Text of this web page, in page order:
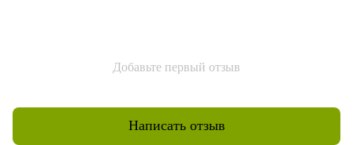
Добавьте первый отзыв
Написать отзыв